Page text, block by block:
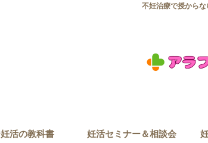
不妊治療で授から
妊活の教科書 妊活セミナー＆相談会